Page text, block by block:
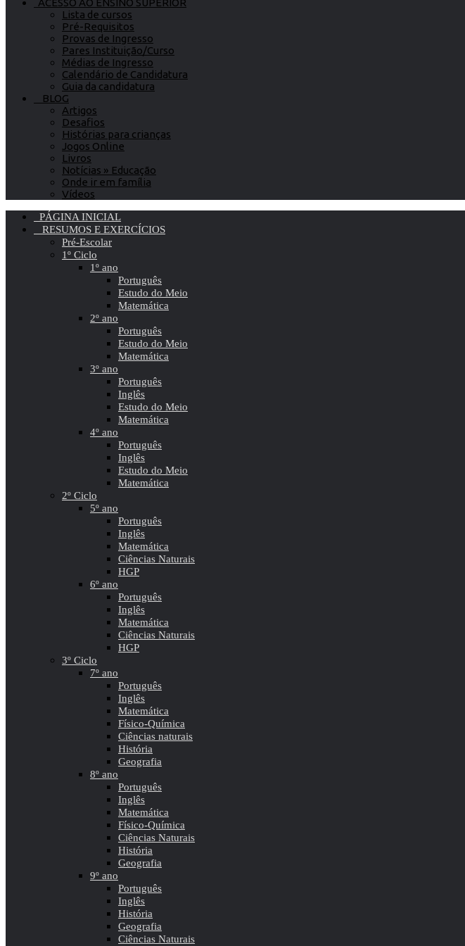
ACESSO AO ENSINO SUPERIOR
Lista de cursos
Pré-Requisitos
Provas de Ingresso
Pares Instituição/Curso
Médias de Ingresso
Calendário de Candidatura
Guia da candidatura
BLOG
Artigos
Desafios
Histórias para crianças
Jogos Online
Livros
Notícias » Educação
Onde ir em família
Vídeos
PÁGINA INICIAL
RESUMOS E EXERCÍCIOS
Pré-Escolar
1º Ciclo
1º ano
Português
Estudo do Meio
Matemática
2º ano
Português
Estudo do Meio
Matemática
3º ano
Português
Inglês
Estudo do Meio
Matemática
4º ano
Português
Inglês
Estudo do Meio
Matemática
2º Ciclo
5º ano
Português
Inglês
Matemática
Ciências Naturais
HGP
6º ano
Português
Inglês
Matemática
Ciências Naturais
HGP
3º Ciclo
7º ano
Português
Inglês
Matemática
Físico-Química
Ciências naturais
História
Geografia
8º ano
Português
Inglês
Matemática
Físico-Química
Ciências Naturais
História
Geografia
9º ano
Português
Inglês
História
Geografia
Ciências Naturais